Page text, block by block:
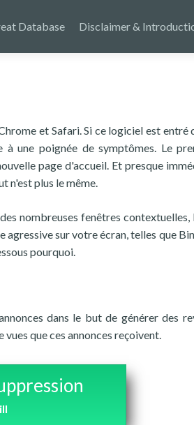
Database Disclaimer &
et Safari. Si ce logiciel est entré
une poignée de symptômes. Le
page d'accueil. Et presque
n'est plus le même.
nombreuses fenêtres contextuelles,
sur votre écran, telles que
pourquoi.
dans le but de générer des
que ces annonces reçoivent.